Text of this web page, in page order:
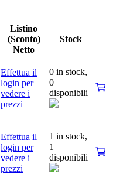
Listino
(Sconto)
Netto
Stock
Effettua il
login per
vedere i
prezzi
0 in stock,
0
disponibili
Effettua il
login per
vedere i
prezzi
1 in stock,
1
disponibili